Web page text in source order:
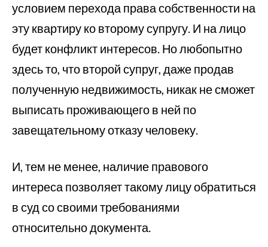
условием перехода права собственности на
эту квартиру ко второму супругу. И на лицо
будет конфликт интересов. Но любопытно
здесь то, что второй супруг, даже продав
полученную недвижимость, никак не сможет
выписать проживающего в ней по
завещательному отказу человеку.
И, тем не менее, наличие правового
интереса позволяет такому лицу обратиться
в суд со своими требованиями
относительно документа.